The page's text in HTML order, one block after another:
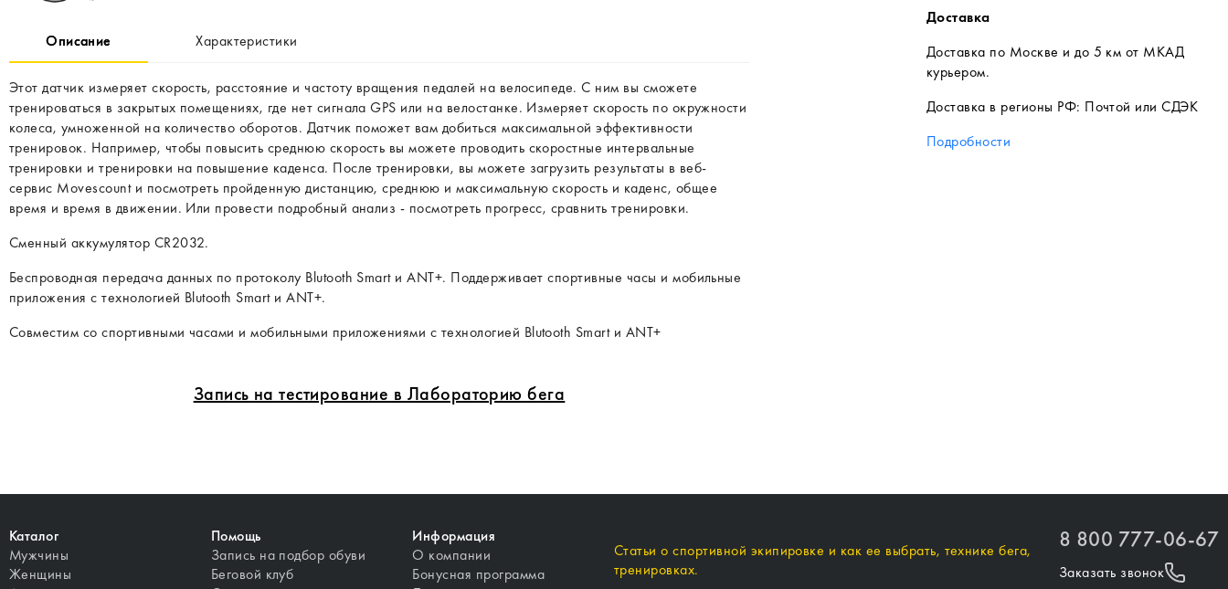
Описание Характеристики
Этот датчик измеряет скорость, расстояние и частоту вращения педалей на велосипеде. С ним вы сможете
тренироваться в закрытых помещениях, где нет сигнала GPS или на велостанке. Измеряет скорость по окружности
колеса, умноженной на количество оборотов. Датчик поможет вам добиться максимальной эффективности
тренировок. Например, чтобы повысить среднюю скорость вы можете проводить скоростные интервальные
тренировки и тренировки на повышение каденса. После тренировки, вы можете загрузить результаты в веб-
сервис Movescount и посмотреть пройденную дистанцию, среднюю и максимальную скорость и каденс, общее
время и время в движении. Или провести подробный анализ - посмотреть прогресс, сравнить тренировки.
Сменный аккумулятор CR2032.
Беспроводная передача данных по протоколу Blutooth Smart и ANT+. Поддерживает спортивные часы и мобильные
приложения с технологией Blutooth Smart и ANT+.
Совместим со спортивными часами и мобильными приложениями с технологией Blutooth Smart и ANT+
Запись на тестирование в Лабораторию бега
Доставка
Доставка по Москве и до 5 км от МКАД
курьером.
Доставка в регионы РФ: Почтой или СДЭК
Подробности
Каталог
Мужчины
Женщины
Помощь
Запись на подбор обуви
Беговой клуб
Информация
О компании
Бонусная программа
Статьи о спортивной экипировке и как ее выбрать, технике бега,
тренировках.
8 800 777-06-67
Заказать звонок